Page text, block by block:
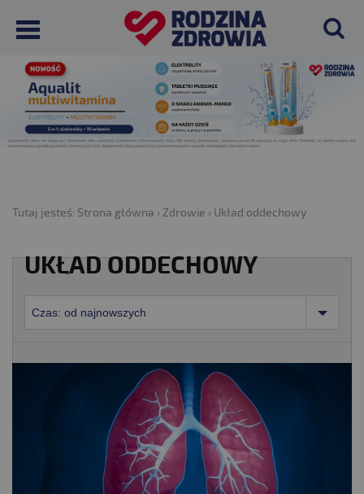
Tutaj jesteś: Strona główna › Zdrowie › Układ oddechowy
UKŁAD ODDECHOWY
Czas: od najnowszych